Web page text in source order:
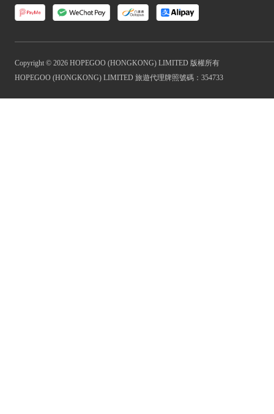
Copyright © 2026 HOPEGOO (HONGKONG) LIMITED 版權所有
HOPEGOO (HONGKONG) LIMITED 旅遊代理牌照號碼：354733